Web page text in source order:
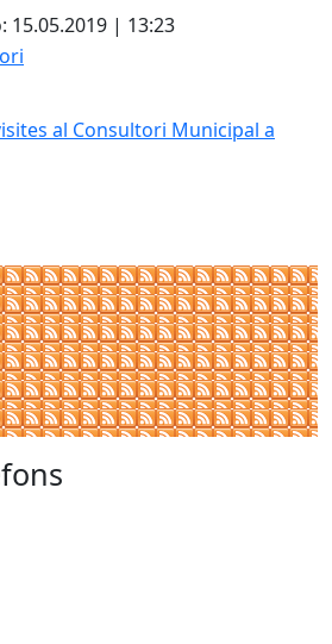
15.05.2019 | 13:23
al Consultori Municipal a